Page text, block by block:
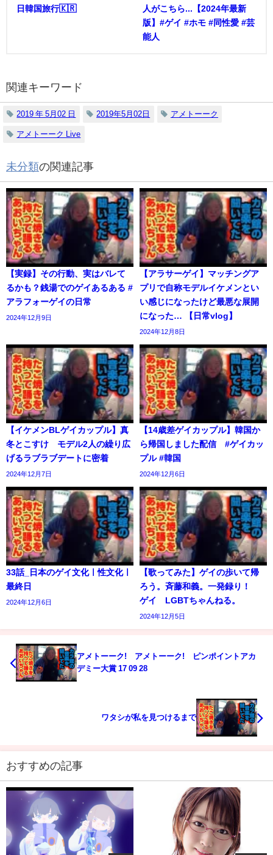
日韓国旅行🇰🇷
人がこちら...【2024年最新
版】#ゲイ #ホモ #同性愛 #芸
能人
関連キーワード
2019 年 5月02 日 2019年5月02日 アメトーーク
アメトーーク Live
未分類の関連記事
【実録】その行動、実はバレて
るかも？銭湯でのゲイあるある #
アラフォーゲイの日常
2024年12月9日
【アラサーゲイ】マッチングア
プリで自称モデルイケメンとい
い感じになったけど最悪な展開
になった… 【日常vlog】
2024年12月8日
【イケメンBLゲイカップル】真
冬とこすけ モデル2人の繰り広
げるラブラブデートに密着
2024年12月7日
【14歳差ゲイカップル】韓国か
ら帰国しました配信 #ゲイカッ
プル #韓国
2024年12月6日
33話_日本のゲイ文化ㅣ性文化ㅣ
最終日
2024年12月6日
【歌ってみた】ゲイの歩いて帰
ろう。斉藤和義。一発録り！
ゲイ LGBTちゃんねる。
2024年12月5日
アメトーーク! アメトーーク! ピンポイントアカ
デミー大賞 17 09 28
ワタシが私を見つけるまで
おすすめの記事